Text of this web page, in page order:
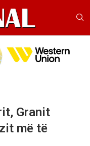
Granit
më të